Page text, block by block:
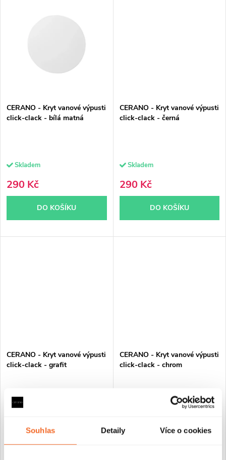
Souhlas Detaily Více o cookies
CERANO - Kryt vanové výpusti
click-clack - bílá matná
Skladem
290 Kč
DO KOŠÍKU
CERANO - Kryt vanové výpusti
click-clack - černá
Skladem
290 Kč
DO KOŠÍKU
CERANO - Kryt vanové výpusti
click-clack - grafit
290 Kč
CERANO - Kryt vanové výpusti
click-clack - chrom
290 Kč